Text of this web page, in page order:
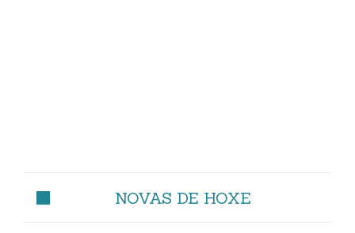
NOVAS DE HOXE